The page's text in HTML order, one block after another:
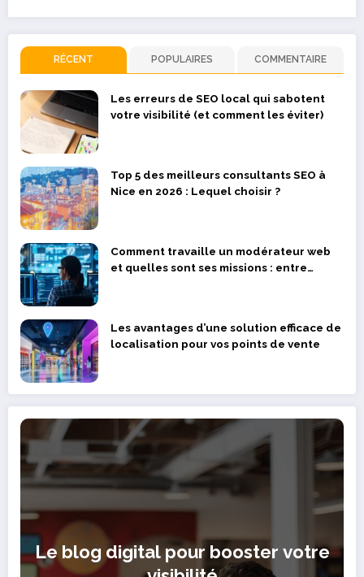
RÉCENT POPULAIRES COMMENTAIRE
Les erreurs de SEO local qui sabotent
votre visibilité (et comment les éviter)
Top 5 des meilleurs consultants SEO à
Nice en 2026 : Lequel choisir ?
Comment travaille un modérateur web
et quelles sont ses missions : entre
Les avantages d’une solution efficace de
localisation pour vos points de vente
Le blog digital pour booster votre